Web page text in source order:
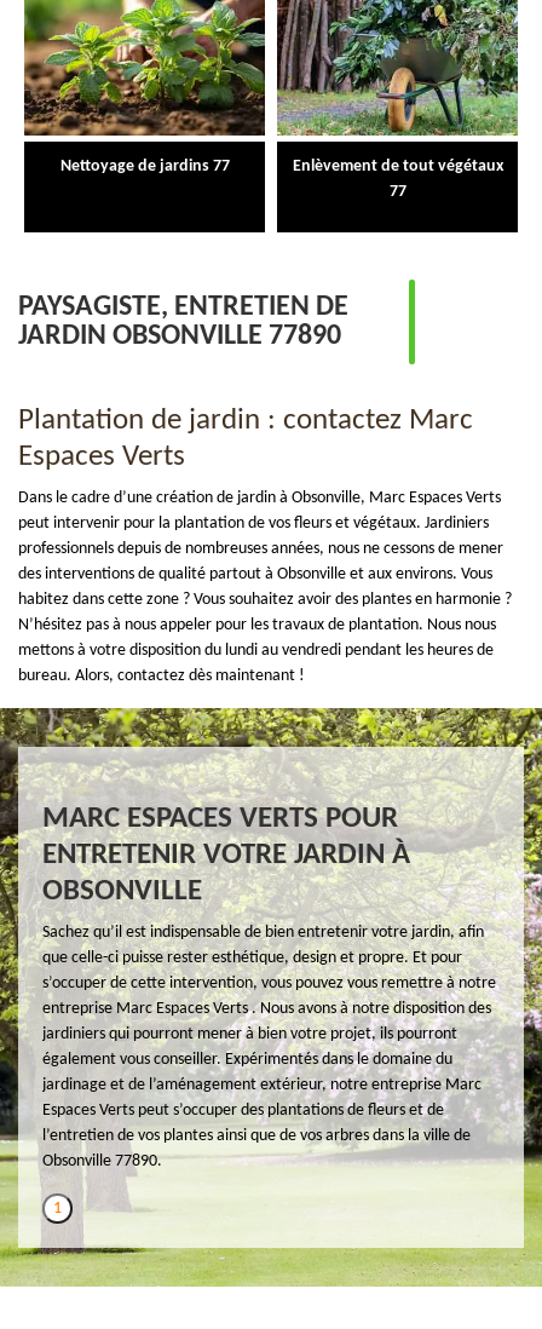
Nettoyage de jardins 77
Enlèvement de tout végétaux
77
PAYSAGISTE, ENTRETIEN DE
JARDIN OBSONVILLE 77890
Plantation de jardin : contactez Marc
Espaces Verts
Dans le cadre d’une création de jardin à Obsonville, Marc Espaces Verts
peut intervenir pour la plantation de vos fleurs et végétaux. Jardiniers
professionnels depuis de nombreuses années, nous ne cessons de mener
des interventions de qualité partout à Obsonville et aux environs. Vous
habitez dans cette zone ? Vous souhaitez avoir des plantes en harmonie ?
N’hésitez pas à nous appeler pour les travaux de plantation. Nous nous
mettons à votre disposition du lundi au vendredi pendant les heures de
bureau. Alors, contactez dès maintenant !
MARC ESPACES VERTS POUR
ENTRETENIR VOTRE JARDIN À
OBSONVILLE
Sachez qu’il est indispensable de bien entretenir votre jardin, afin
que celle-ci puisse rester esthétique, design et propre. Et pour
s’occuper de cette intervention, vous pouvez vous remettre à notre
entreprise Marc Espaces Verts . Nous avons à notre disposition des
jardiniers qui pourront mener à bien votre projet, ils pourront
également vous conseiller. Expérimentés dans le domaine du
jardinage et de l’aménagement extérieur, notre entreprise Marc
Espaces Verts peut s’occuper des plantations de fleurs et de
l’entretien de vos plantes ainsi que de vos arbres dans la ville de
Obsonville 77890.
1